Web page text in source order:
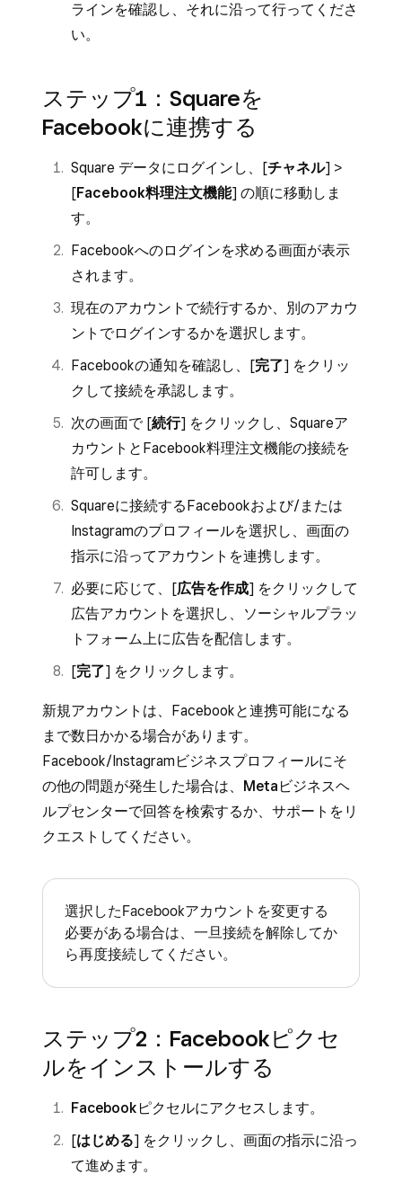
ラインを確認し、それに沿って行ってくださ
い。
ステップ1：Squareを
Facebookに連携する
Square データにログインし、[チャネル] >
[Facebook料理注文機能] の順に移動しま
す。
Facebookへのログインを求める画面が表示
されます。
現在のアカウントで続行するか、別のアカウ
ントでログインするかを選択します。
Facebookの通知を確認し、[完了] をクリッ
クして接続を承認します。
次の画面で [続行] をクリックし、Squareア
カウントとFacebook料理注文機能の接続を
許可します。
Squareに接続するFacebookおよび/または
Instagramのプロフィールを選択し、画面の
指示に沿ってアカウントを連携します。
必要に応じて、[広告を作成] をクリックして
広告アカウントを選択し、ソーシャルプラッ
トフォーム上に広告を配信します。
[完了] をクリックします。
新規アカウントは、Facebookと連携可能になる
まで数日かかる場合があります。
Facebook/Instagramビジネスプロフィールにそ
の他の問題が発生した場合は、 Metaビジネスヘ
ルプセンターで回答を検索するか、サポートをリ
クエストしてください。
選択したFacebookアカウントを変更する
必要がある場合は、一旦接続を解除してか
ら再度接続してください。
ステップ2：Facebookピクセ
ルをインストールする
Facebookピクセルにアクセスします。
[はじめる] をクリックし、画面の指示に沿っ
て進めます。